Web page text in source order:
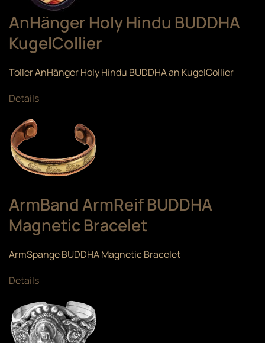
AnHänger Holy Hindu BUDDHA
KugelCollier
Toller AnHänger Holy Hindu BUDDHA an KugelCollier
Details
ArmBand ArmReif BUDDHA
Magnetic Bracelet
ArmSpange BUDDHA Magnetic Bracelet
Details